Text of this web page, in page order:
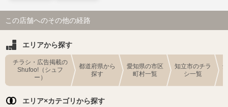
この店舗へのその他の経路
エリアから探す
チラシ・広告掲載の
Shufoo!（シュフ
ー）
都道府県から
探す
愛知県の市区
町村一覧
知立市のチラ
シ一覧
エリア×カテゴリから探す